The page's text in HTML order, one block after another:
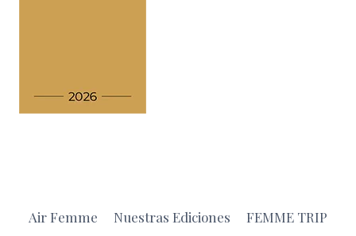
Air Femme Nuestras Ediciones
FEMME TRIP